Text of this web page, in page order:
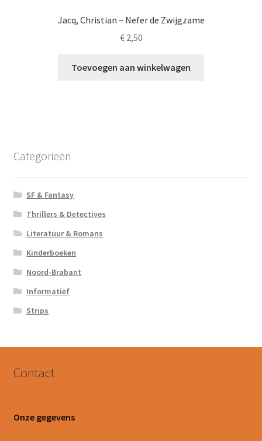
Jacq, Christian – Nefer de Zwijgzame
€2,50
Toevoegen aan winkelwagen
Categorieën
SF & Fantasy
Thrillers & Detectives
Literatuur & Romans
Kinderboeken
Noord-Brabant
Informatief
Strips
Contact
Onze gegevens